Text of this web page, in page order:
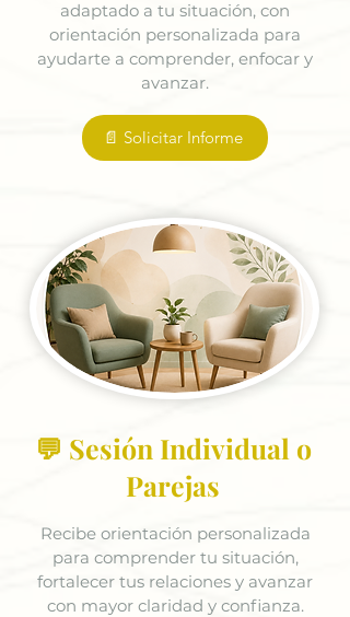
adaptado a tu situación, con
orientación personalizada para
ayudarte a comprender, enfocar y
avanzar.
📄 Solicitar Informe
💬 Sesión Individual o
Parejas
Recibe orientación personalizada
para comprender tu situación,
fortalecer tus relaciones y avanzar
con mayor claridad y confianza.